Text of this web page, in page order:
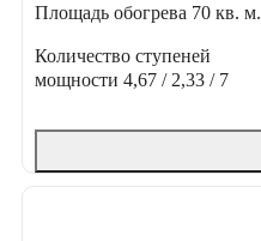
Площадь обогрева 70 кв. м.
Количество ступеней
мощности 4,67 / 2,33 / 7